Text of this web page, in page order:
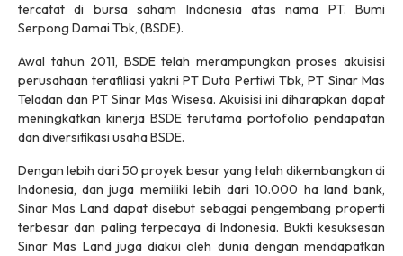
tercatat di bursa saham Indonesia atas nama PT. Bumi
Serpong Damai Tbk, (BSDE).
Awal tahun 2011, BSDE telah merampungkan proses akuisisi
perusahaan terafiliasi yakni PT Duta Pertiwi Tbk, PT Sinar Mas
Teladan dan PT Sinar Mas Wisesa. Akuisisi ini diharapkan dapat
meningkatkan kinerja BSDE terutama portofolio pendapatan
dan diversifikasi usaha BSDE.
Dengan lebih dari 50 proyek besar yang telah dikembangkan di
Indonesia, dan juga memiliki lebih dari 10.000 ha land bank,
Sinar Mas Land dapat disebut sebagai pengembang properti
terbesar dan paling terpecaya di Indonesia. Bukti kesuksesan
Sinar Mas Land juga diakui oleh dunia dengan mendapatkan